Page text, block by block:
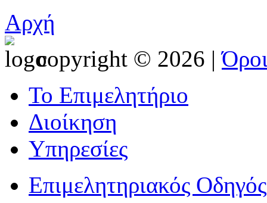
Αρχή
copyright © 2026 |
Το Επιμελητήριο
Διοίκηση
Υπηρεσίες
Επιμελητηριακός Οδηγός